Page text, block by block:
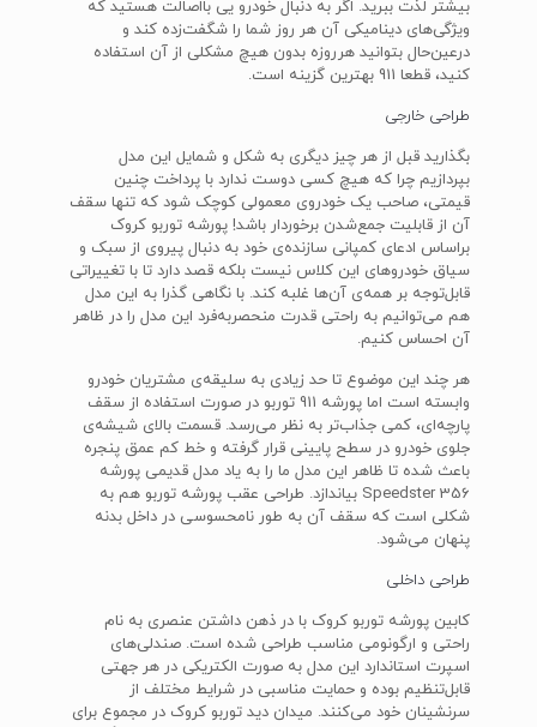
بیشتر لذت ببرید. اگر به دنبال خودرو یی بااصالت هستید که
ویژگی‌های دینامیکی آن هر روز شما را شگفت‌زده کند و
درعین‌حال بتوانید هرروزه بدون هیچ مشکلی از آن استفاده
کنید، قطعا 911 بهترین گزینه است.
طراحی خارجی
بگذارید قبل از هر چیز دیگری به شکل و شمایل این مدل
بپردازیم چرا که هیچ کسی دوست ندارد با پرداخت چنین
قیمتی، صاحب یک خودروی معمولی کوچک شود که تنها سقف
آن از قابلیت جمع‌شدن برخوردار باشد! پورشه توربو کروک
براساس ادعای کمپانی سازنده‌ی خود به دنبال پیروی از سبک و
سیاق خودروهای این کلاس نیست بلکه قصد دارد تا با تغییراتی
قابل‌توجه بر همه‌ی آن‌ها غلبه کند. با نگاهی گذرا به این مدل
هم می‌توانیم به راحتی قدرت منحصربه‌فرد این مدل را در ظاهر
آن احساس کنیم.
هر چند این موضوع تا حد زیادی به سلیقه‌ی مشتریان خودرو
وابسته است اما پورشه 911 توربو در صورت استفاده از سقف
پارچه‌ای، کمی جذاب‌تر به نظر می‌رسد. قسمت بالای شیشه‌ی
جلوی خودرو در سطح پایینی قرار گرفته و خط کم عمق پنجره
باعث شده تا ظاهر این مدل ما را به یاد مدل قدیمی پورشه
356 Speedster بیاندازد. طراحی عقب پورشه توربو هم به
شکلی است که سقف آن به طور نامحسوسی در داخل بدنه
پنهان می‌شود.
طراحی داخلی
کابین پورشه توربو کروک با در ذهن داشتن عنصری به نام
راحتی و ارگونومی مناسب طراحی شده است. صندلی‌های
اسپرت استاندارد این مدل به صورت الکتریکی در هر جهتی
قابل‌تنظیم بوده و حمایت مناسبی در شرایط مختلف از
سرنشینان خود می‌کنند. میدان دید توربو کروک در مجموع برای